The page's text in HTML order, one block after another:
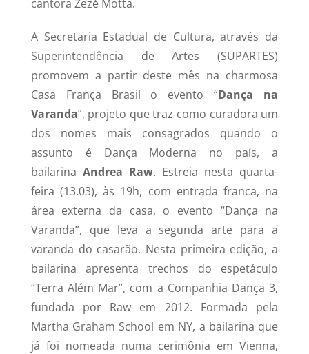
cantora Zezé Motta.
A Secretaria Estadual de Cultura, através da
Superintendência de Artes (SUPARTES)
promovem a partir deste mês na charmosa
Casa França Brasil o evento “Dança na
Varanda”, projeto que traz como curadora um
dos nomes mais consagrados quando o
assunto é Dança Moderna no país, a
bailarina Andrea Raw. Estreia nesta quarta-
feira (13.03), às 19h, com entrada franca, na
área externa da casa, o evento “Dança na
Varanda”, que leva a segunda arte para a
varanda do casarão. Nesta primeira edição, a
bailarina apresenta trechos do espetáculo
“Terra Além Mar”, com a Companhia Dança 3,
fundada por Raw em 2012. Formada pela
Martha Graham School em NY, a bailarina que
já foi nomeada numa cerimônia em Vienna,